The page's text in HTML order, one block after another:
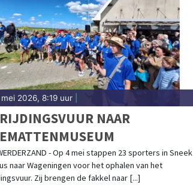
mei 2026, 8:19 uur
NAAR
- Op 4 mei stappen 23 sporters in Sneek
naar Wageningen voor het ophalen van het
Zij brengen de fakkel naar [...]